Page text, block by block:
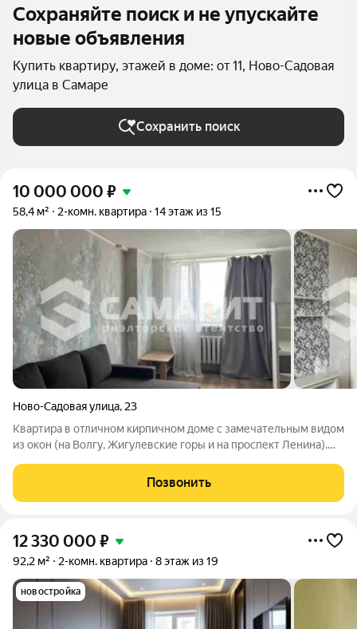
Сохраняйте поиск и не упускайте
новые объявления
Купить квартиру, этажей в доме: от 11, Ново-Садовая
улица в Самаре
Сохранить поиск
10 000 000 ₽
58,4 м² 2-комн. квартира 14 этаж из 15
Ново-Садовая улица, 23
Квартира в отличном кирпичном доме с замечательным видом
из окон (на Волгу, Жигулевские горы и на проспект Ленина).
Вся электрика заменена. Окна пластиковые. На полу залита
стяжка. Над квартирой
Позвонить
12 330 000 ₽
92,2 м² 2-комн. квартира 8 этаж из 19
новостройка